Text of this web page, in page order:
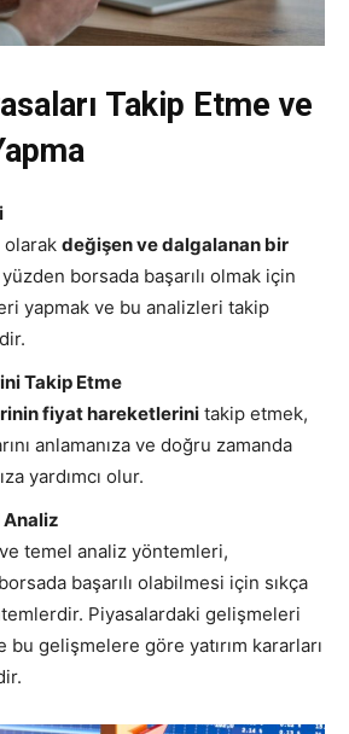
Takip Etme ve
olarak değişen ve dalgalanan bir
borsada başarılı olmak için
yapmak ve bu analizleri takip
Takip Etme
fiyat hareketlerini takip etmek,
anlamanıza ve doğru zamanda
yardımcı olur.
Analiz
temel analiz yöntemleri,
borsada başarılı olabilmesi için sıkça
Piyasalardaki gelişmeleri
bu gelişmelere göre yatırım kararları